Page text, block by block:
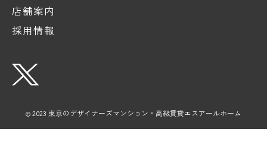
店舗案内
採用情報
© 2023 東京のデザイナーズマンション・高級賃貸エスアールホーム